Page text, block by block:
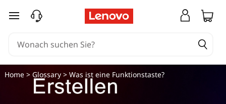
zum Hauptinhalt springen
Home> Glossary> Was ist eine Funktionstaste?